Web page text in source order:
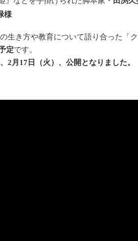
様
生き方や教育について語り合った「
定です。
2月17日（火）、公開となりました。